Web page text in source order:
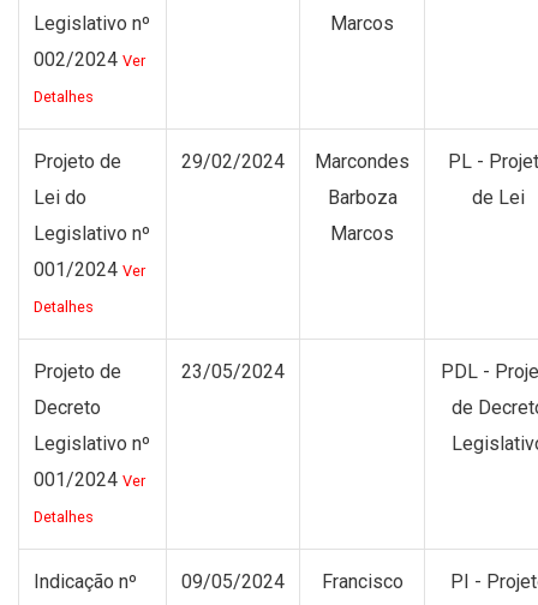
Legislativo nº
002/2024 Ver
Detalhes
Marcos
Projeto de
Lei do
Legislativo nº
001/2024 Ver
Detalhes
29/02/2024
Marcondes
Barboza
Marcos
PL -
de Lei
Projeto de
Decreto
Legislativo nº
001/2024 Ver
Detalhes
23/05/2024
PDL -
de
Indicação nº
09/05/2024
Francisco
PI -